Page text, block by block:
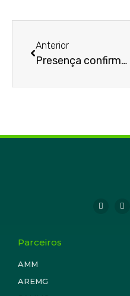
Anterior
Presença confirmada
Parceiros
AMM
AREMG